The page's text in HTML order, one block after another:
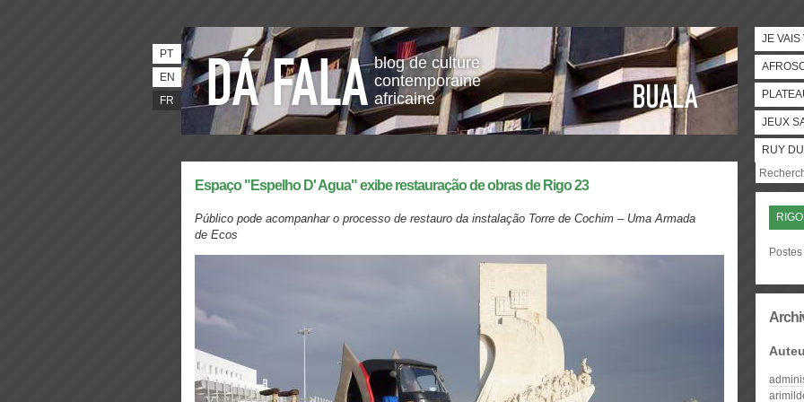
blog de culture
contemporaine
africaine
PT
EN
FR
JE VAIS
JEUX
RUY
Espaço "Espelho D' Agua" exibe restauração de obras de Rigo 23
Público pode acompanhar o processo de restauro da instalação Torre de Cochim – Uma Armada
de Ecos